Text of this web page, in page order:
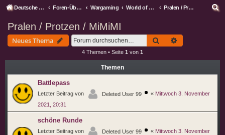
Deutsche Landratten Foren-Übersicht Wargaming World of Tanks WoT Pralen / Protzen / MiMiMI
Pralen / Protzen / MiMiMI
Neues Thema Suche
4 Themen • Seite 1 von 1
Themen
Battlepass
Letzter Beitrag von Deleted User 99 « Mittwoch 3. November
2021, 20:31
schöne Runde
Letzter Beitrag von Deleted User 99 « Mittwoch 3. November